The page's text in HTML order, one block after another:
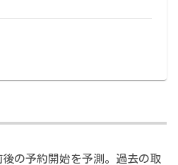
の予約開始を予測。過去の取